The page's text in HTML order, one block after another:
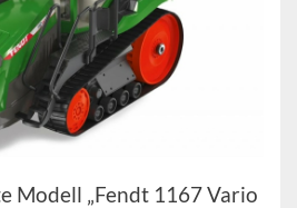
Modell „Fendt 1167 Vario